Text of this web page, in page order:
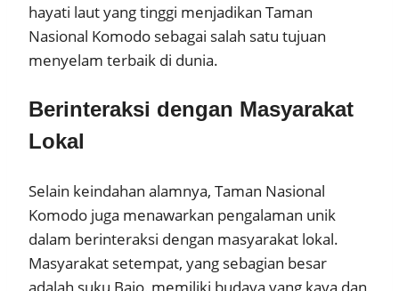
hayati laut yang tinggi menjadikan Taman
Nasional Komodo sebagai salah satu tujuan
menyelam terbaik di dunia.
Berinteraksi dengan Masyarakat
Lokal
Selain keindahan alamnya, Taman Nasional
Komodo juga menawarkan pengalaman unik
dalam berinteraksi dengan masyarakat lokal.
Masyarakat setempat, yang sebagian besar